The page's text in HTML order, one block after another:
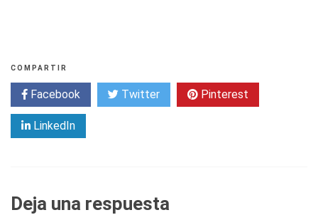
COMPARTIR
Facebook Twitter Pinterest
LinkedIn
Deja una respuesta